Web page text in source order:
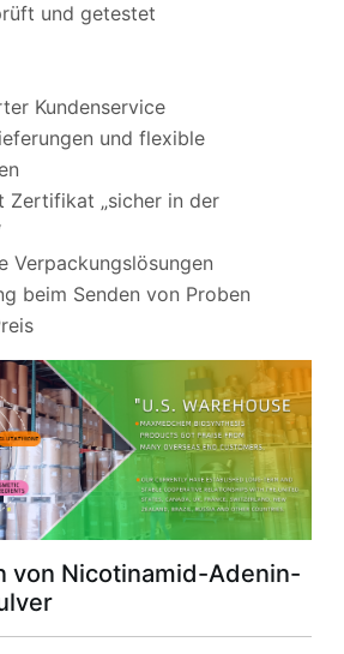
und getestet
Kundenservice
und flexible
Zertifikat „sicher in der
Verpackungslösungen
beim Senden von Proben
von Nicotinamid-Adenin-